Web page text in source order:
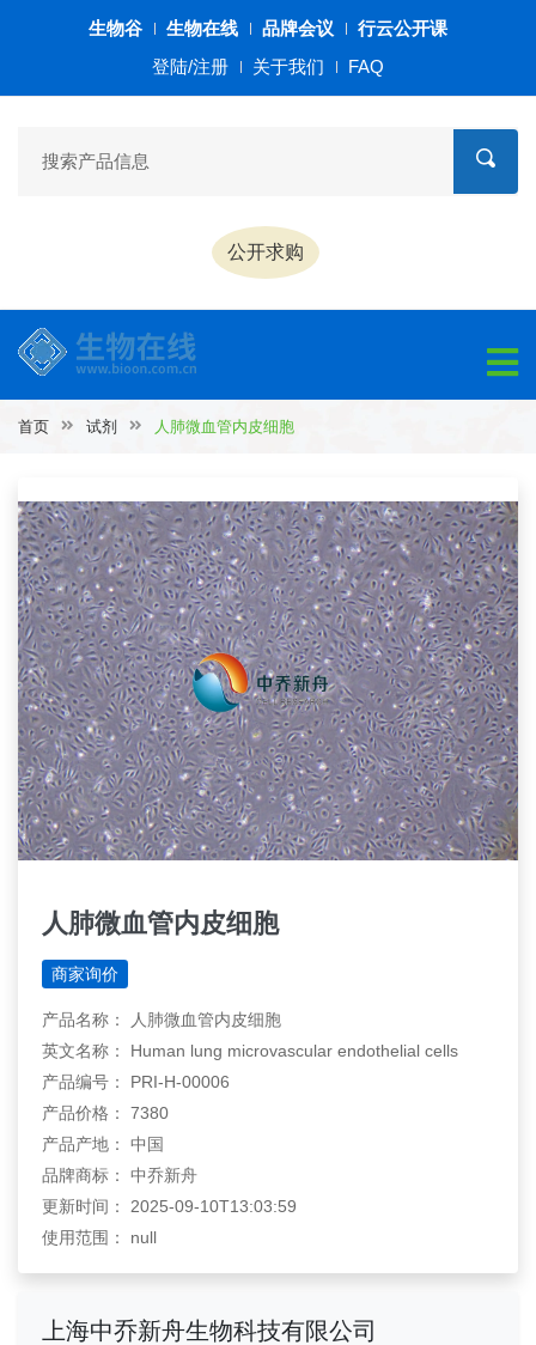
生物谷 生物在线 品牌会议
行云公开课
登陆/注册
关于我们 FAQ
公开求购
首页 试剂 人肺微血管内皮细胞
人肺微血管内皮细胞
商家询价
产品名称： 人肺微血管内皮细胞
英文名称： Human lung microvascular endothelial cells
产品编号： PRI-H-00006
产品价格： 7380
产品产地： 中国
品牌商标： 中乔新舟
更新时间： 2025-09-10T13:03:59
使用范围： null
上海中乔新舟生物科技有限公司